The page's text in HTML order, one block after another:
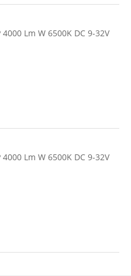
Lm W 6500K DC 9-32V
Lm W 6500K DC 9-32V